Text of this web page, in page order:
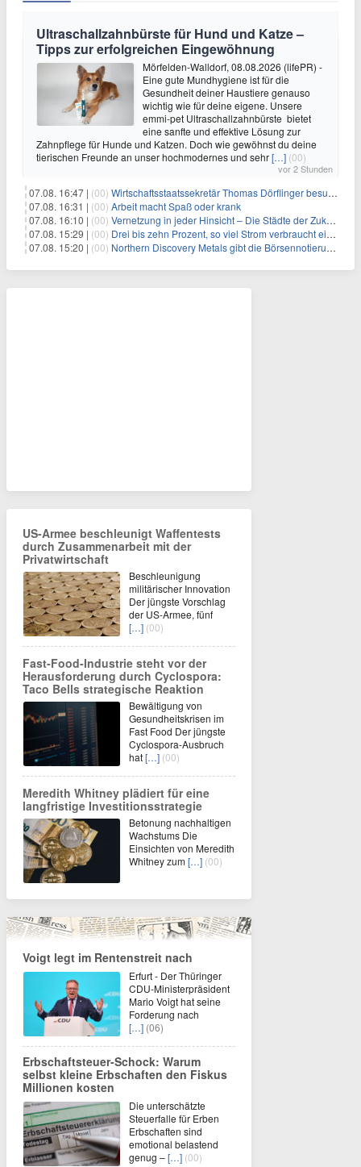
Ultraschallzahnbürste für Hund und Katze –
Tipps zur erfolgreichen Eingewöhnung
Mörfelden-Walldorf, 08.08.2026 (lifePR) -
Eine gute Mundhygiene ist für die
Gesundheit deiner Haustiere genauso
wichtig wie für deine eigene. Unsere
emmi-pet Ultraschallzahnbürste bietet
eine sanfte und effektive Lösung zur
Zahnpflege für Hunde und Katzen. Doch wie gewöhnst du deine
tierischen Freunde an unser hochmodernes und sehr[…] (00)
vor 2 Stunden
07.08. 16:47 | (00) Wirtschaftsstaatssekretär Thomas Dörflinger besucht Handwerksbetrieb im Kammerbezirk Freiburg
07.08. 16:31 | (00) Arbeit macht Spaß oder krank
07.08. 16:10 | (00) Vernetzung in jeder Hinsicht – Die Städte der Zukunft sind grün-blau
07.08. 15:29 | (00) Drei bis zehn Prozent, so viel Strom verbraucht ein Aufzug im Gebäude
07.08. 15:20 | (00) Northern Discovery Metals gibt die Börsennotierung an der Frankfurter Wertpapierbörse bekannt
US-Armee beschleunigt Waffentests
durch Zusammenarbeit mit der
Privatwirtschaft
Beschleunigung
militärischer Innovation
Der jüngste Vorschlag
der US-Armee, fünf
[…] (00)
Fast-Food-Industrie steht vor der
Herausforderung durch Cyclospora:
Taco Bells strategische Reaktion
Bewältigung von
Gesundheitskrisen im
Fast Food Der jüngste
Cyclospora-Ausbruch
hat[…] (00)
Meredith Whitney plädiert für eine
langfristige Investitionsstrategie
Betonung nachhaltigen
Wachstums Die
Einsichten von Meredith
Whitney zum[…] (00)
Voigt legt im Rentenstreit nach
Erfurt - Der Thüringer
CDU-Ministerpräsident
Mario Voigt hat seine
Forderung nach
[…] (06)
Erbschaftsteuer-Schock: Warum
selbst kleine Erbschaften den Fiskus
Millionen kosten
Die unterschätzte
Steuerfalle für Erben
Erbschaften sind
emotional belastend
genug –[…] (00)